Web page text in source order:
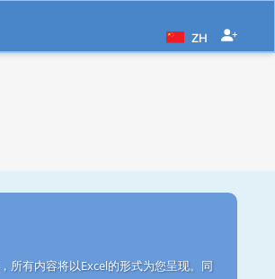
ZH
所有内容将以Excel的形式为您呈现。同